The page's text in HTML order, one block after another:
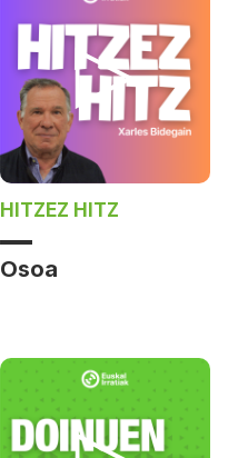
HITZEZ HITZ
Osoa